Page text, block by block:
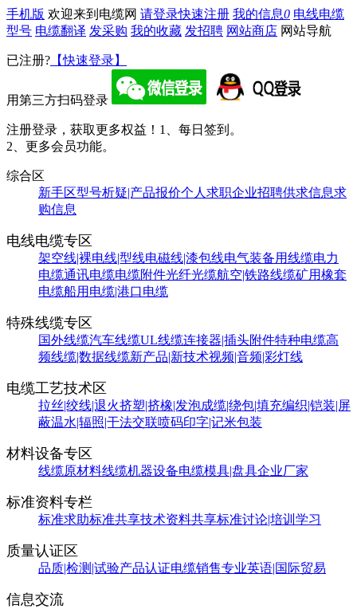
手机版 欢迎来到电缆网 请登录快速注册 我的信息0 电线电缆
型号 电缆翻译 发采购 我的收藏 发招聘 网站商店 网站导航
已注册? 【快速登录】
用第三方扫码登录
注册登录，获取更多权益！ 1、每日签到。
2、更多会员功能。
综合区
新手区型号析疑|产品报价个人求职企业招聘供求信息求
购信息
电线电缆专区
架空线|裸电线|型线电磁线|漆包线电气装备用线缆电力
电缆通讯电缆电缆附件光纤光缆航空|铁路线缆矿用橡套
电缆船用电缆|港口电缆
特殊线缆专区
国外线缆汽车线缆UL线缆连接器|插头附件特种电缆高
频线缆|数据线缆新产品|新技术视频|音频|彩灯线
电缆工艺技术区
拉丝|绞线|退火挤塑|挤橡|发泡成缆|绕包|填充编织|铠装|屏
蔽温水|辐照|干法交联喷码印字|记米包装
材料设备专区
线缆原材料线缆机器设备电缆模具|盘具企业厂家
标准资料专栏
标准求助标准共享技术资料共享标准讨论|培训学习
质量认证区
品质|检测|试验产品认证电缆销售专业英语|国际贸易
信息交流